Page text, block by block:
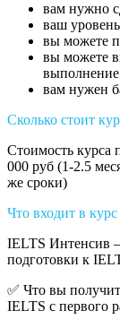
вам нужно
ваш
вы можете
вы можете
вам нужен
Сколько стоит
Стоимость курса
000 руб (1-2.5
же сроки)
Что входит в
IELTS Интенсив
подготовки к
✅ Что вы
IELTS с первого